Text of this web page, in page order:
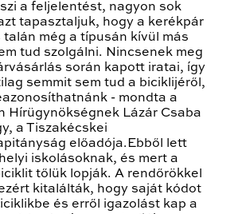
a feljelentést, nagyon sok
tapasztaljuk, hogy a kerékpár
talán még a típusán kívül más
tud szolgálni. Nincsenek meg
során kapott iratai, így
semmit sem tud a biciklijéről,
- mondta a
Hírügynökségnek Lázár Csaba
a Tiszakécskei
előadója.Ebből lett
iskolásoknak, és mert a
tőlük lopják. A rendőrökkel
kitalálták, hogy saját kódot
és erről igazolást kap a